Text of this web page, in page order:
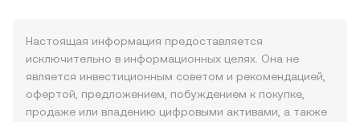
Настоящая информация предоставляется
исключительно в информационных целях. Она не
является инвестиционным советом и рекомендацией,
офертой, предложением, побуждением к покупке,
продаже или владению цифровыми активами, а также